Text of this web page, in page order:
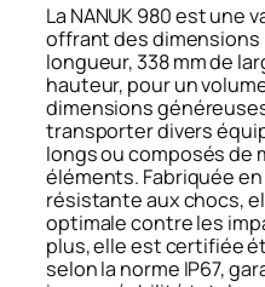
La NANUK 980 est une
offrant des dimensions
longueur, 338 mm de
hauteur, pour un
dimensions
transporter divers
longs ou composés de
éléments. Fabriquée
résistante aux chocs,
optimale contre les
plus, elle est certifiée
selon la norme IP67,